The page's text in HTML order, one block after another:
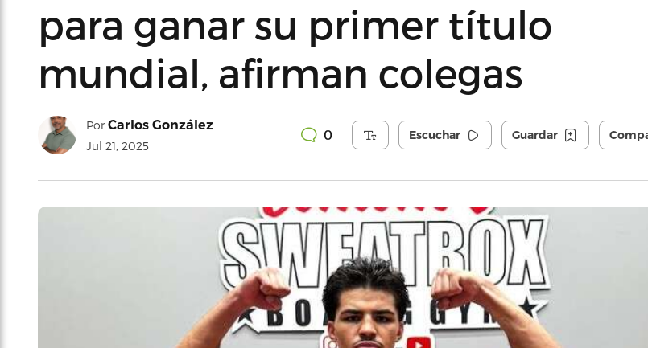
para ganar su primer título
mundial, afirman colegas
Por Carlos González
Jul 21, 2025
0 Escuchar Guardar